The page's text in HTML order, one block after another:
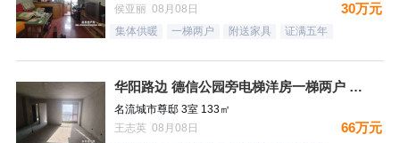
侯亚丽 08月08日
30万元
集体供暖 一梯两户 附送家具 证满五年
华阳路边 德信公园旁电梯洋房一梯两户 三居双卫 66万！
名流城市尊邸 3室 133㎡
王志英 08月08日
66万元